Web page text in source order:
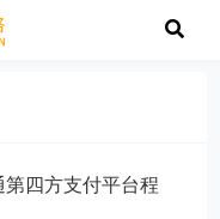
第四方支付平台程